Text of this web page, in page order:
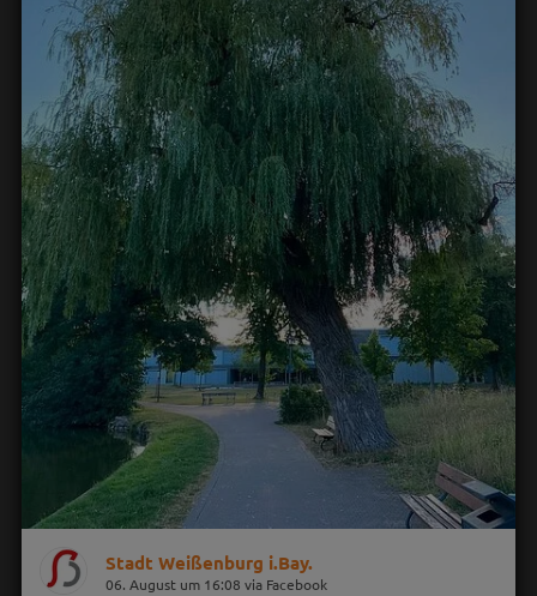
Stadt Weißenburg i.Bay.
06. August um 16:08 via Facebook